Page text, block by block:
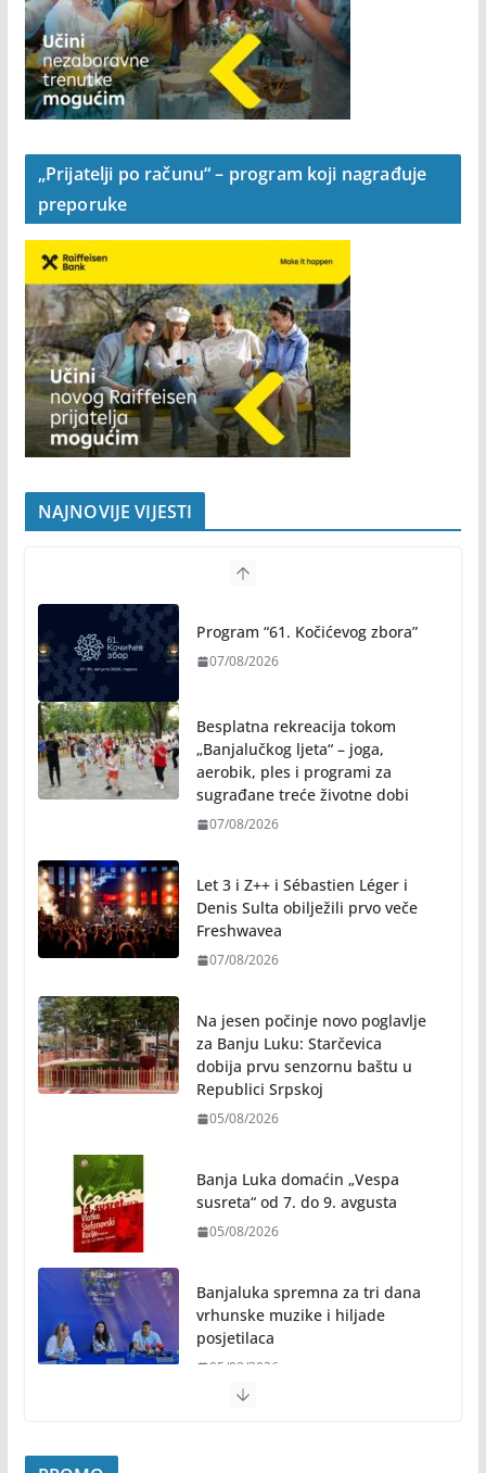
„Prijatelji po računu“ – program koji nagrađuje
preporuke
NAJNOVIJE VIJESTI
Program “61. Kočićevog zbora”
07/08/2026
Besplatna rekreacija tokom
„Banjalučkog ljeta“ – joga,
aerobik, ples i programi za
sugrađane treće životne dobi
07/08/2026
Let 3 i Z++ i Sébastien Léger i
Denis Sulta obilježili prvo veče
Freshwavea
07/08/2026
Na jesen počinje novo poglavlje
za Banju Luku: Starčevica
dobija prvu senzornu baštu u
Republici Srpskoj
05/08/2026
Banja Luka domaćin „Vespa
susreta“ od 7. do 9. avgusta
05/08/2026
Banjaluka spremna za tri dana
vrhunske muzike i hiljade
posjetilaca
05/08/2026